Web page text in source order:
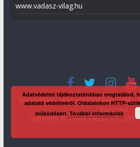
www.vadasz-vilag.hu
Impresszum Adatvédelmi tájékoztató
Copyright © Direx Média Kft.
Adatvédelmi tájékoztatónkban megtalálod,
adataid védelméről. Oldalainkon HTTP-
működésért.További információk